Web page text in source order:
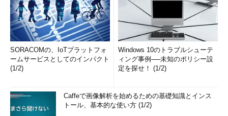
SORACOMの、IoTプラットフォ
ームサービスとしてのインパクト
(1/2)
Windows 10のトラブルシューテ
ィング事例──未知のポリシー設
定を探せ！ (1/2)
Caffeで画像解析を始めるための基礎知識とインス
トール、基本的な使い方 (1/2)